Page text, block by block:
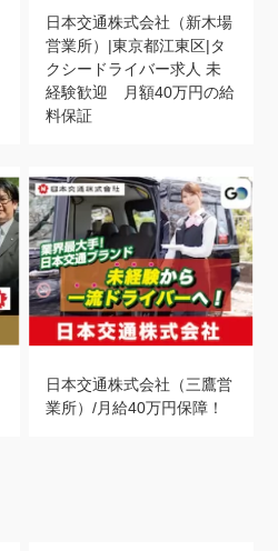
日本交通株式会社（新木場
営業所）|東京都江東区|タ
クシードライバー求人 未
経験歓迎 月額40万円の給
料保証
日本交通株式会社（三鷹営
業所）/月給40万円保障！